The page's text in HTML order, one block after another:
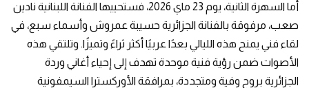
أما السهرة الثانية، يوم 23 ماي 2026، فستحييها الفنانة اللبنانية نادين
صعب، مرفوقة بالفنانة الجزائرية حسيبة عمروش وأسماء سبع، في
لقاء فني يمنح هذه الليالي بعدًا عربيًا أكثر ثراءً وتميزًا. وتلتقي هذه
الأصوات ضمن رؤية فنية موحدة تهدف إلى إحياء أغاني وردة
الجزائرية بروح وفية ومتجددة، بمرافقة الأوركسترا السيمفونية